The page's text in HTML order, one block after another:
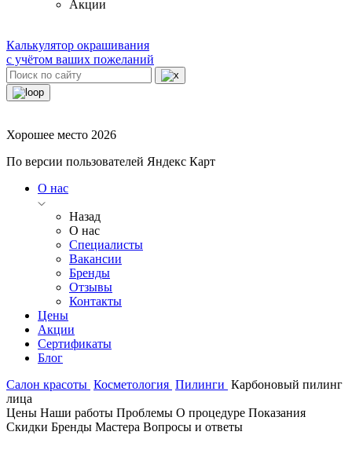
Акции
Калькулятор окрашивания
с учётом ваших пожеланий
Хорошее место 2026
По версии пользователей Яндекс Карт
О нас
Назад
О нас
Специалисты
Вакансии
Бренды
Отзывы
Контакты
Цены
Акции
Сертификаты
Блог
Салон красоты Косметология Пилинги Карбоновый пилинг
лица
Цены Наши работы Проблемы О процедуре Показания
Скидки Бренды Мастера Вопросы и ответы